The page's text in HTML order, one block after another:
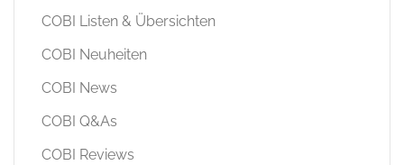
COBI Listen & Übersichten
COBI Neuheiten
COBI News
COBI Q&As
COBI Reviews